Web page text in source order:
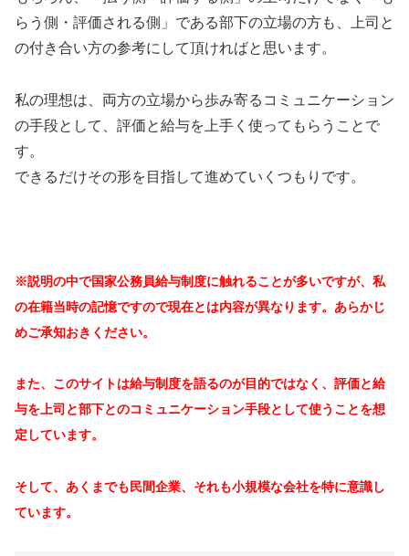
らう側・評価される側」である部下の立場の方も、上司と
の付き合い方の参考にして頂ければと思います。
私の理想は、両方の立場から歩み寄るコミュニケーション
の手段として、評価と給与を上手く使ってもらうことで
す。
できるだけその形を目指して進めていくつもりです。
※説明の中で国家公務員給与制度に触れることが多いですが、私
の在籍当時の記憶ですので現在とは内容が異なります。あらかじ
めご承知おきください。
また、このサイトは給与制度を語るのが目的ではなく、評価と給
与を上司と部下とのコミュニケーション手段として使うことを想
定しています。
そして、あくまでも民間企業、それも小規模な会社を特に意識し
ています。